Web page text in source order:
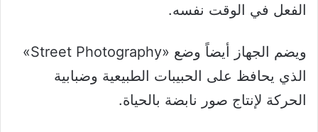
الفعل في الوقت نفسه.
ويضم الجهاز أيضاً وضع «Street Photography»
الذي يحافظ على الحبيبات الطبيعية وضبابية
الحركة لإنتاج صور نابضة بالحياة.